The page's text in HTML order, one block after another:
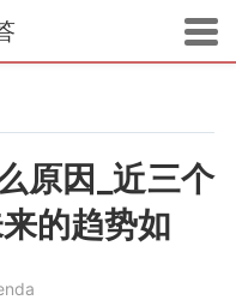
原因_近三个
的趋势如